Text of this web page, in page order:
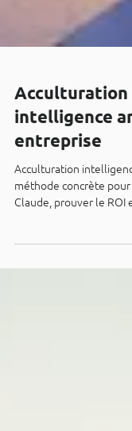
Acculturation
intelligence
entreprise
Acculturation
méthode concrète